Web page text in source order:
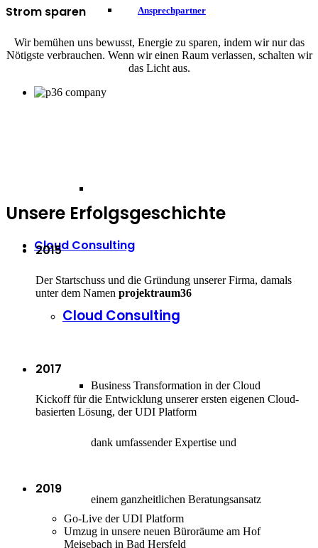
Ansprechpartner
Cloud Consulting
Cloud Consulting
Business Transformation in der Cloud
dank umfassender Expertise und
einem ganzheitlichen Beratungsansatz
Strom sparen
Wir bemühen uns bewusst, Energie zu sparen, indem wir nur das
Nötigste verbrauchen. Wenn wir einen Raum verlassen, schalten wir
das Licht aus.
Unsere Erfolgsgeschichte
2015
Der Startschuss und die Gründung unserer Firma, damals
unter dem Namen projektraum36
2017
Kickoff für die Entwicklung unserer ersten eigenen Cloud-
basierten Lösung, der UDI Platform
2019
Go-Live der UDI Platform
Umzug in unsere neuen Büroräume am Hof
Meisebach in Bad Hersfeld